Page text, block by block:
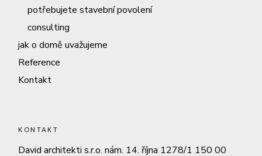
potřebujete stavební povolení
consulting
jak o domě uvažujeme
Reference
Kontakt
KONTAKT
David architekti s.r.o. nám. 14. října 1278/1 150 00